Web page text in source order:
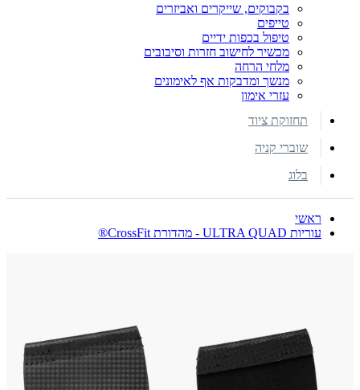
בקבוקים, שייקרים ואביזרים
טייפים
טיפול בכפות ידיים
מכשיר לחישוב חזרות וסיבובים
מלחי הרחה
מנשך ומדבקות אף לאימונים
עזרי אימון
תחזוקת ציוד
שוברי קניה
בלוג
ראשי
עוריות ULTRA QUAD - מהדורת CrossFit®